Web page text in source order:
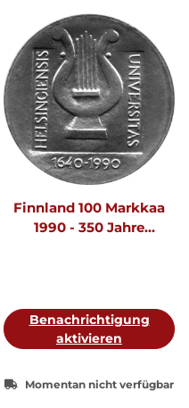
Finnland 100 Markkaa
1990 - 350 Jahre
Benachrichtigung
aktivieren
Momentan nicht verfügbar